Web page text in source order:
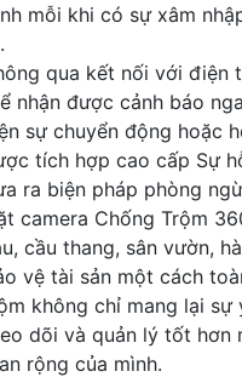
mỗi khi có sự xâm
qua kết nối với điện
nhận được cảnh báo
sự chuyển động hoặc
tích hợp cao cấp Sự
ra biện pháp phòng
camera Chống Trộm
cầu thang, sân vườn,
vệ tài sản một cách
không chỉ mang lại
dõi và quản lý tốt hơn
rộng của mình.